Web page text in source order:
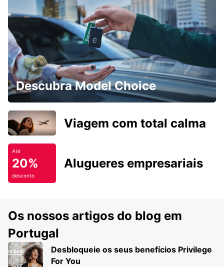
Descubra Model Choice
Viagem com total calma
Até
20%
desconto
Alugueres empresariais
Os nossos artigos do blog em
Portugal
Desbloqueie os seus benefícios Privilege
For You